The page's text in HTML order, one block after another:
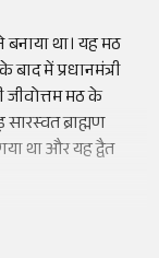
बनायाथा।यहमठ
बादमेंप्रधानमंत्री
जीवोत्तममठके
सारस्वतब्राह्मण
था और यहद्वैत